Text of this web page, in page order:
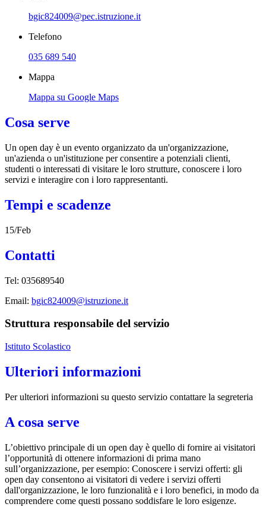
bgic824009@pec.istruzione.it
Telefono
035 689 540
Mappa
Mappa su Google Maps
Cosa serve
Un open day è un evento organizzato da un'organizzazione,
un'azienda o un'istituzione per consentire a potenziali clienti,
studenti o interessati di visitare le loro strutture, conoscere i loro
servizi e interagire con i loro rappresentanti.
Tempi e scadenze
15/Feb
Contatti
Tel: 035689540
Email: bgic824009@istruzione.it
Struttura responsabile del servizio
Istituto Scolastico
Ulteriori informazioni
Per ulteriori informazioni su questo servizio contattare la segreteria
A cosa serve
L’obiettivo principale di un open day è quello di fornire ai visitatori
l’opportunità di ottenere informazioni di prima mano
sull’organizzazione, per esempio: Conoscere i servizi offerti: gli
open day consentono ai visitatori di vedere i servizi offerti
dall'organizzazione, le loro funzionalità e i loro benefici, in modo da
comprendere come questi possano soddisfare le loro esigenze.